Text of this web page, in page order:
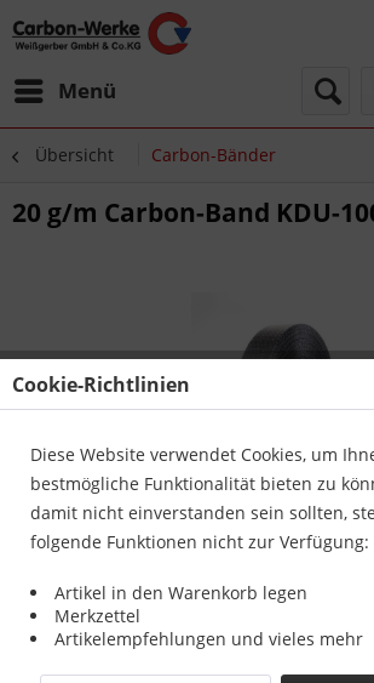
Menü
Übersicht Carbon-Bänder
20 g/m Carbon-Band KDU-
ab
5
ab250 6,45 € *
Cookie-Richtlinien
Diese Website verwendet Cookies, um
bestmögliche Funktionalität bieten zu
damit nicht einverstanden sein sollten,
folgende Funktionen nicht zur Verfügung:
Artikel in den Warenkorb legen
Merkzettel
Artikelempfehlungen und vieles mehr